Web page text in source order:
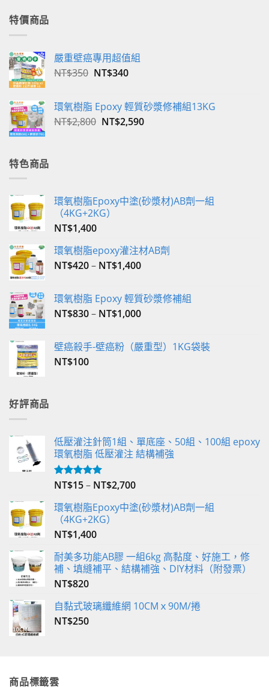
特價商品
嚴重壁癌專用超值組
NT$350 原
格：
NT$350。
NT$340目
格：
NT$340。
環氧樹脂 Epoxy 輕質砂漿修補組13KG
NT$2,800 原
NT$2,590目
特色商品
環氧樹脂Epoxy中塗(砂漿材)AB劑一組
（4KG+2KG）
NT$1,400
環氧樹脂epoxy灌注材AB劑
NT$420– NT$1,400
環氧樹脂 Epoxy 輕質砂漿修補組
NT$830– NT$1,000
壁癌殺手-壁癌粉（嚴重型）1KG袋裝
NT$100
好評商品
低壓灌注針筒1組、單底座、50組、100組 epoxy
環氧樹脂 低壓灌注 結構補強
評分5.00
NT$15– NT$2,700
環氧樹脂Epoxy中塗(砂漿材)AB劑一組
（4KG+2KG）
NT$1,400
耐美多功能AB膠 一組6kg 高黏度、好施工，修
補、填縫補平、結構補強、DIY材料（附發票）
NT$820
自黏式玻璃纖維網 10CMｘ90M/捲
NT$250
商品標籤雲